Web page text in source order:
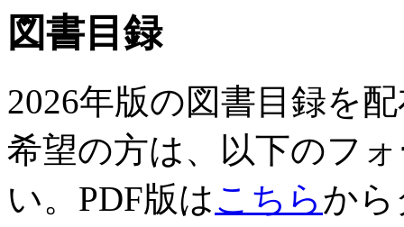
図書目録
2026年版の図書目録を
希望の方は、以下のフ
い。PDF版はこちらか